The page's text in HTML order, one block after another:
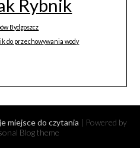
Rybnik
Bydgoszcz
do przechowywania wody
miejsce do czytania | Powered by
Blog theme